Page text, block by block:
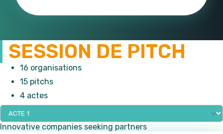
SESSION DE PITCH
16 organisations
15 pitchs
4 actes
Innovative companies seeking partners